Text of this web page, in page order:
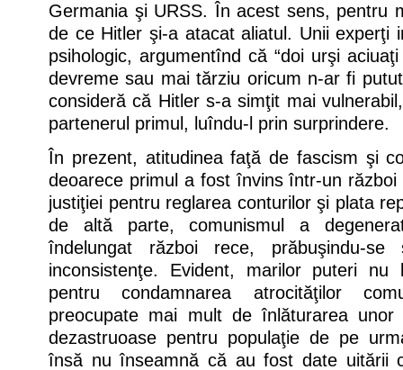
Germania şi URSS. În acest sens, pentru
de ce Hitler şi-a atacat aliatul. Unii experţi
psihologic, argumentînd că “doi urşi
devreme sau mai tărziu oricum n-ar fi
consideră că Hitler s-a simţit mai
partenerul primul, luîndu-l prin surprindere.
În prezent, atitudinea faţă de fascism şi
deoarece primul a fost învins într-un război
justiţiei pentru reglarea conturilor şi plata
de altă parte, comunismul a
îndelungat război rece, prăbuşindu-se
inconsistenţe. Evident, marilor puteri
pentru condamnarea atrocităţilor
preocupate mai mult de înlăturarea unor
dezastruoase pentru populaţie de pe
însă nu înseamnă că au fost date uitării